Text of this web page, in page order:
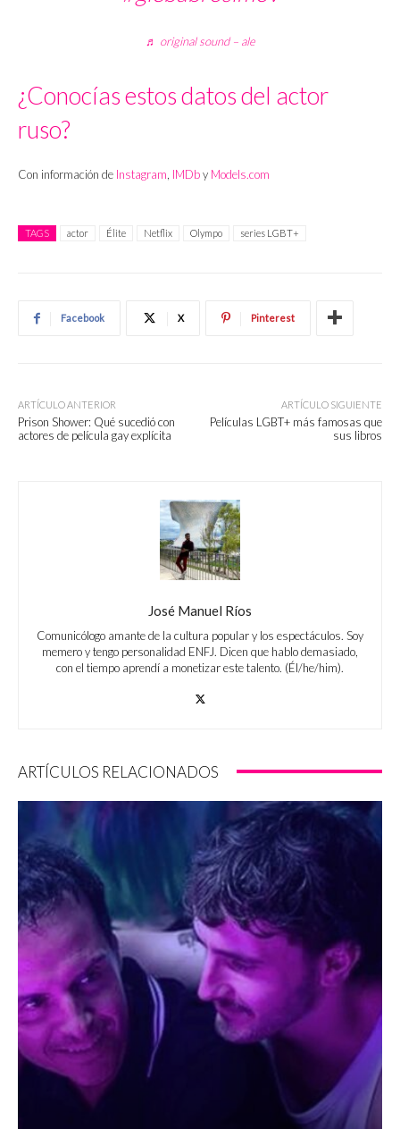
♬ original sound – ale
¿Conocías estos datos del actor
ruso?
Con información de Instagram IMDby Models.com
TAGS actor Élite Netflix Olympo series LGBT+
Facebook X Pinterest
ARTÍCULO ANTERIOR
Prison Shower: Qué sucedió con
actores de película gay explícita
ARTÍCULO SIGUIENTE
Películas LGBT+ más famosas que
sus libros
José Manuel Ríos
Comunicólogo amante de la cultura popular y los espectáculos. Soy
memero y tengo personalidad ENFJ. Dicen que hablo demasiado,
con el tiempo aprendí a monetizar este talento. (Él/he/him).
ARTÍCULOS RELACIONADOS